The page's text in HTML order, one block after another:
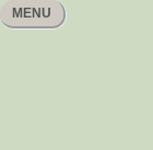
MENU